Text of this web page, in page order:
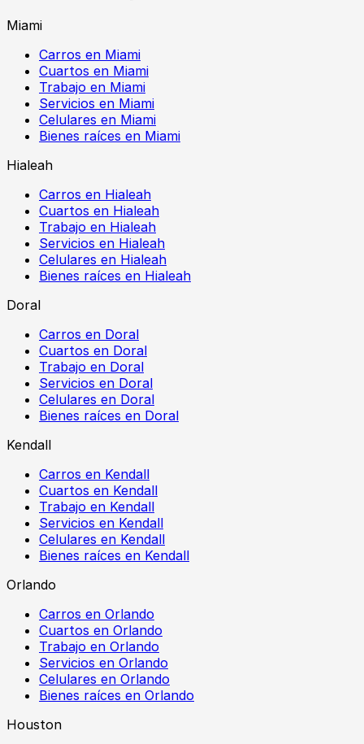
Miami
Carros en Miami
Cuartos en Miami
Trabajo en Miami
Servicios en Miami
Celulares en Miami
Bienes raíces en Miami
Hialeah
Carros en Hialeah
Cuartos en Hialeah
Trabajo en Hialeah
Servicios en Hialeah
Celulares en Hialeah
Bienes raíces en Hialeah
Doral
Carros en Doral
Cuartos en Doral
Trabajo en Doral
Servicios en Doral
Celulares en Doral
Bienes raíces en Doral
Kendall
Carros en Kendall
Cuartos en Kendall
Trabajo en Kendall
Servicios en Kendall
Celulares en Kendall
Bienes raíces en Kendall
Orlando
Carros en Orlando
Cuartos en Orlando
Trabajo en Orlando
Servicios en Orlando
Celulares en Orlando
Bienes raíces en Orlando
Houston